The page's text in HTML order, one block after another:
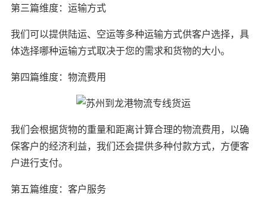
第三篇维度：运输方式
我们可以提供陆运、空运等多种运输方式供客户选择，具
体选择哪种运输方式取决于您的需求和货物的大小。
第四篇维度：物流费用
我们会根据货物的重量和距离计算合理的物流费用，以确
保客户的经济利益，我们还会提供多种付款方式，方便客
户进行支付。
第五篇维度：客户服务